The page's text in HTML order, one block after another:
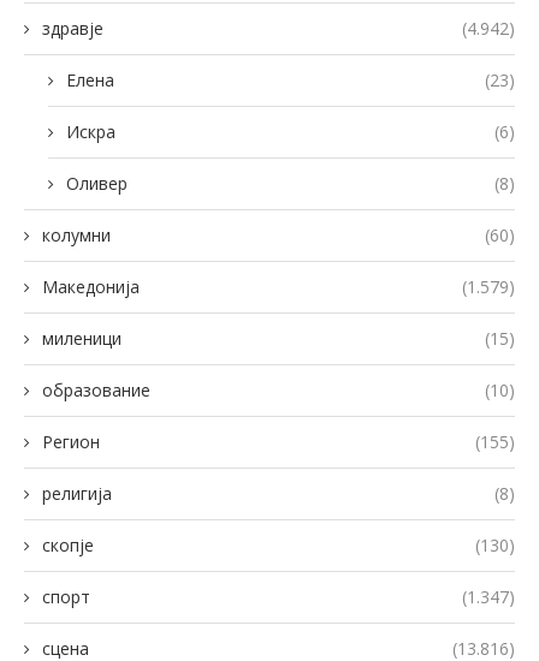
здравје (4.942)
Елена (23)
Искра (6)
Оливер (8)
колумни (60)
Македонија (1.579)
миленици (15)
образование (10)
Регион (155)
религија (8)
скопје (130)
спорт (1.347)
сцена (13.816)